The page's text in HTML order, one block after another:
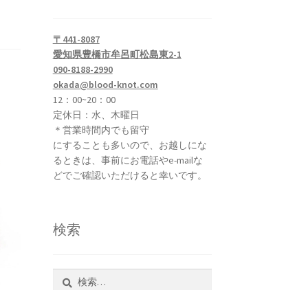
〒441-8087
愛知県豊橋市牟呂町松島東2-1
090-8188-2990
okada@blood-knot.com
12：00~20：00
定休日：水、木曜日
＊営業時間内でも留守
にすることも多いので、お越しにな
るときは、事前にお電話やe-mailな
どでご確認いただけると幸いです。
検索